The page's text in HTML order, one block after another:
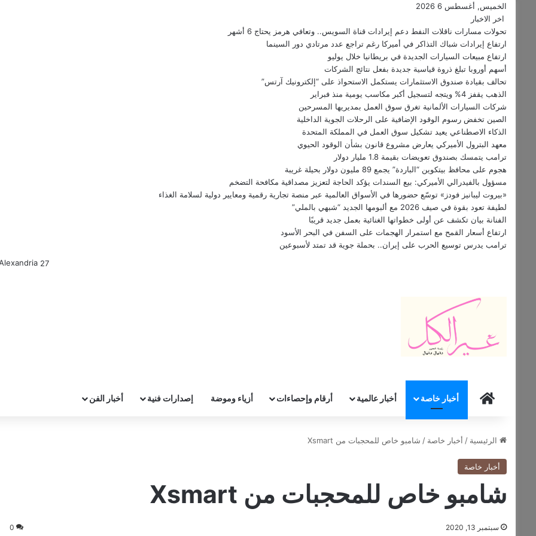
الخميس, أغسطس 6 2026
اخر الاخبار
تحولات مسارات ناقلات النفط دعم إيرادات قناة السويس.. وتعافي هرمز يحتاج 6 أشهر
ارتفاع إيرادات شباك التذاكر في أميركا رغم تراجع عدد مرتادي دور السينما
ارتفاع مبيعات السيارات الجديدة في بريطانيا خلال يوليو
أسهم أوروبا تبلغ ذروة قياسية جديدة بفعل نتائج الشركات
تحالف بقيادة صندوق الاستثمارات يستكمل الاستحواذ على “إلكترونيك آرتس”
الذهب يقفز 4% ويتجه لتسجيل أكبر مكاسب يومية منذ فبراير
شركات السيارات الألمانية تغرق سوق العمل بمديريها المسرحين
الصين تخفض رسوم الوقود الإضافية على الرحلات الجوية الداخلية
الذكاء الاصطناعي يعيد تشكيل سوق العمل في المملكة المتحدة
معهد البترول الأميركي يعارض مشروع قانون بشأن الوقود الحيوي
ترامب يتمسك بصندوق تعويضات بقيمة 1.8 مليار دولار
هجوم على محافظ بيتكوين “الباردة” يجمع 89 مليون دولار بحيلة غريبة
مسؤول بالفيدرالي الأميركي: بيع السندات يؤكد الحاجة لتعزيز مصداقية مكافحة التضخم
«بيروت ليبانيز فودز» توسّع حضورها في الأسواق العالمية عبر منصة تجارية رقمية ومعايير دولية لسلامة الغذاء
لطيفة تعود بقوة في صيف 2026 مع ألبومها الجديد “شبهي بالملي”
الفنانة بيان تكشف عن أولى خطواتها الغنائية بعمل جديد قريبًا
ارتفاع أسعار القمح مع استمرار الهجمات على السفن في البحر الأسود
ترامب يدرس توسيع الحرب على إيران.. بحملة جوية قد تمتد لأسبوعين
27
HOMEأخبار خاصة أخبار عالمية أرقام وإحصاءات أزياء وموضة إصدارات فنية أخبار الفن
الرئيسية / أخبار خاصة / شامبو خاص للمحجبات من Xsmart
أخبار خاصة
شامبو خاص للمحجبات من Xsmart
سبتمبر 13, 2020 0